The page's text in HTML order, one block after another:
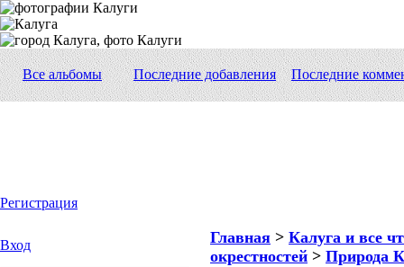
Все альбомы Последние добавления Последние
Регистрация
Вход Главная > Калуга и все
окрестностей > Природа